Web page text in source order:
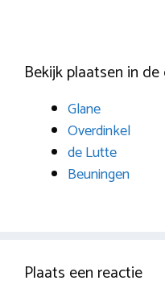
Bekijk plaatsen in
Glane
Overdinkel
de Lutte
Beuningen
Plaats een reactie